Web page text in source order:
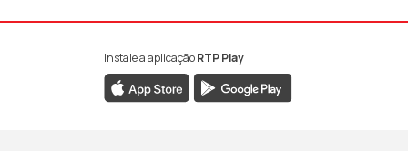
da RTP Antena 1
da RTP Antena 1
YouTube da RTP Antena 1
Instale a aplicaçãoRTP Play